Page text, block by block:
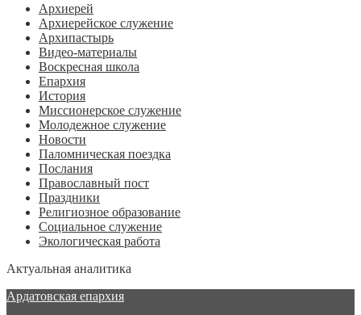
Архиерей
Архиерейское служение
Архипастырь
Видео-материалы
Воскресная школа
Епархия
История
Миссионерское служение
Молодежное служение
Новости
Паломническая поездка
Послания
Православный пост
Праздники
Религиозное образование
Социальное служение
Экологическая работа
Актуальная аналитика
Ардатовская епархия